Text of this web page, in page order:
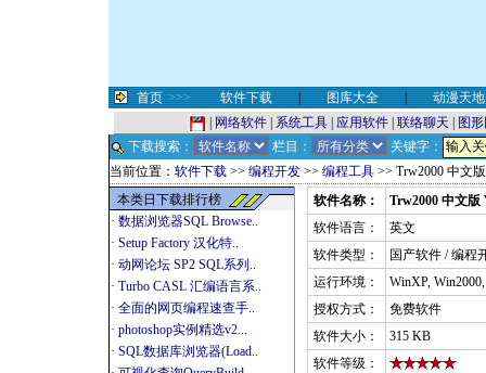
首页 >>> 软件下载 | 图库大全 |
动漫天地
网络软件 系统工具 应用软件 联络聊天
图
下载搜索：
栏目：
关键字：
当前位置： 软件下载 >> 编程开发 >> 编程工具 >> Trw2000 中文版
本类日下载排行榜
· 数据浏览器SQL Browse..
· Setup Factory 汉化特..
· 动网论坛 SP2 SQL系列..
· Turbo CASL 汇编语言系..
· 全面的网页编程速查手..
· photoshop实例精选v2...
· SQL数据库浏览器(Load..
软件名称：
Trw2000 中文版
软件语言：
英文
软件类型：
国产软件 / 编程
运行环境：
WinXP,
授权方式：
免费软件
软件大小：
315 KB
软件等级：